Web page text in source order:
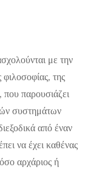
με την
της
που παρουσιάζει
συστημάτων
από έναν
να έχει καθένας
αρχάριος ή